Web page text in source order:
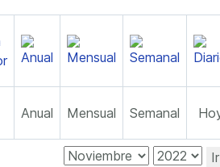
Anual Mensual Semanal